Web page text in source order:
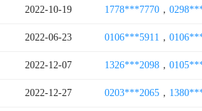
2022-10-19 1778***7770 ，
2022-06-23 0106***5911 ，
2022-12-07 1326***2098 ，
2022-12-27 0203***2065 ，